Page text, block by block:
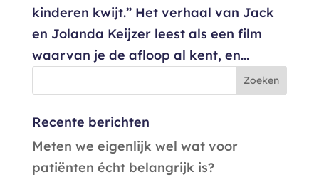
kinderen kwijt.” Het verhaal van Jack
en Jolanda Keijzer leest als een film
waarvan je de afloop al kent, en...
Recente berichten
Meten we eigenlijk wel wat voor
patiënten écht belangrijk is?